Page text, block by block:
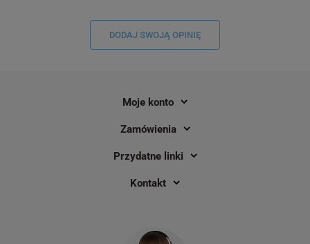
DODAJ SWOJĄ OPINIĘ
Moje konto
Zamówienia
Przydatne linki
Kontakt